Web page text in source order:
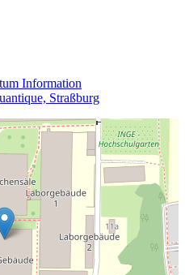
Information
Straßburg